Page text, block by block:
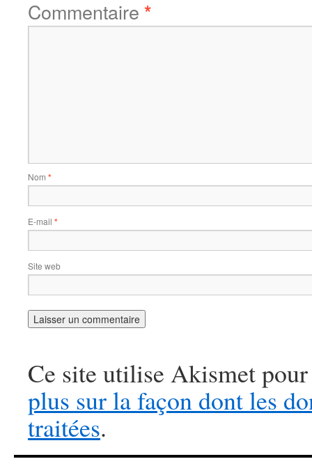
Commentaire *
Nom *
E-mail *
Site web
Ce site utilise Akismet
plus sur la façon dont les
traitées.